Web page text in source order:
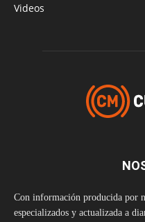
Videos
Con información producida por
especializados y actualizada a